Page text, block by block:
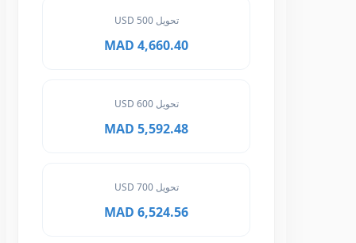
تحويل 500 USD
4,660.40 MAD
تحويل 600 USD
5,592.48 MAD
تحويل 700 USD
6,524.56 MAD